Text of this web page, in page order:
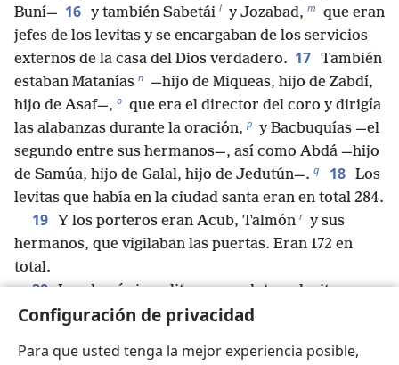
Configuración de privacidad
Para que usted tenga la mejor experiencia posible,
Buní— 16 y también Sabetái l y Jozabad, m que eran
jefes de los levitas y se encargaban de los servicios
externos de la casa del Dios verdadero. 17 También
estaban Matanías n —hijo de Miqueas, hijo de Zabdí,
hijo de Asaf—, o que era el director del coro y dirigía
las alabanzas durante la oración, p y Bacbuquías —el
segundo entre sus hermanos—, así como Abdá —hijo
de Samúa, hijo de Galal, hijo de Jedutún—. q 18 Los
levitas que había en la ciudad santa eran en total 284.
19 Y los porteros eran Acub, Talmón r y sus
hermanos, que vigilaban las puertas. Eran 172 en
total.
20 Los demás israelitas, sacerdotes y levitas
estaban en las otras ciudades de Judá, cada uno en la
del templo * s vivían en Ofel. Ziha y Guispá estaban